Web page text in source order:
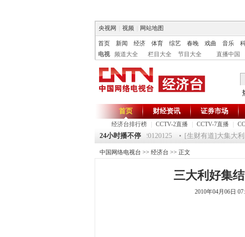
央视网
视频 网站地图
首页 新闻 经济 体育 综艺 春晚 戏曲 音乐
电视
频道大全 栏目大全 节目大全 直播中国
首页
经济台排行榜 CCTV-2直播 CCTV-7直播
财经资讯 证券市场
24小时播不停
《第一时间》 20120125 [生财有道]大集大利
中国网络电视台 >> 经济台 >> 正文
三大利好集
2010年04月06日